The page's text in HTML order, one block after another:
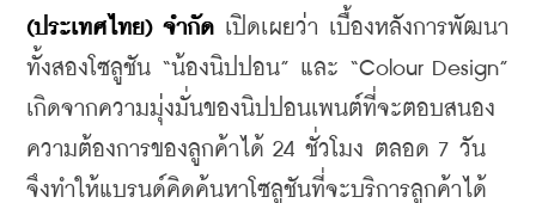
(ประเทศไทย) จำกัด เปิดเผยว่า เบื้องหลังการพัฒนา
ทั้งสองโซลูชัน “น้องนิปปอน” และ “Colour Design”
เกิดจากความมุ่งมั่นของนิปปอนเพนต์ที่จะตอบสนอง
ความต้องการของลูกค้าได้ 24 ชั่วโมง ตลอด 7 วัน
จึงทำให้แบรนด์คิดค้นหาโซลูชันที่จะบริการลูกค้าได้